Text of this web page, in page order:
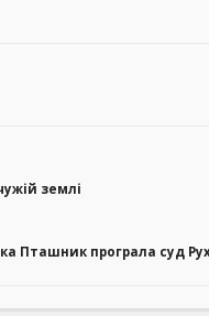
землі
Пташник програла суд